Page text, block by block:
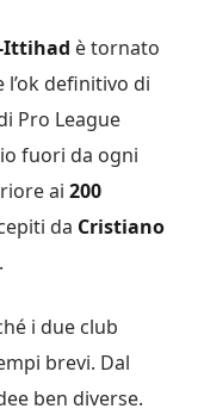
Ittihad è tornato
definitivo di
Pro League
fuori da ogni
ai 200
da Cristiano
i due club
brevi. Dal
ben diverse.